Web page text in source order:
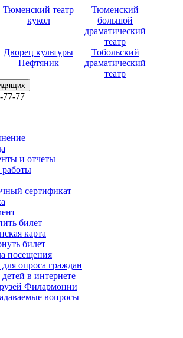
Тюменский театр
кукол
Тюменский
большой
драматический
театр
Дворец культуры
Нефтяник
Тобольский
драматический
театр
77-77
и отчеты
сертификат
билет
карта
билет
посещения
опроса граждан
в интернете
Филармонии
вопросы